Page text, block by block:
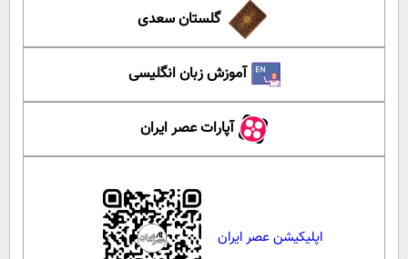
گلستان سعدی
آموزش زبان انگلیسی
آپارات عصر ایران
اپلیکیشن عصر ایران